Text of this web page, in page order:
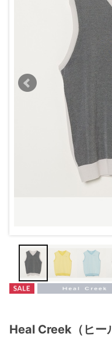
Heal Creek（ヒー